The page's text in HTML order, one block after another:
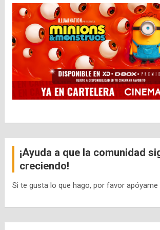
¡Ayuda a que la comunidad
creciendo!
Si te gusta lo que hago, por favor apóyame